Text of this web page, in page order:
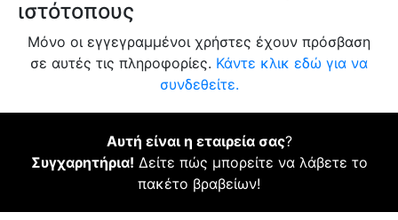
ιστότοπους
Μόνο οι εγγεγραμμένοι χρήστες έχουν πρόσβαση
σε αυτές τις πληροφορίες. Κάντε κλικ εδώ για να
συνδεθείτε.
Αυτή είναι η εταιρεία σας?
Συγχαρητήρια! Δείτε πώς μπορείτε να λάβετε το
πακέτο βραβείων!